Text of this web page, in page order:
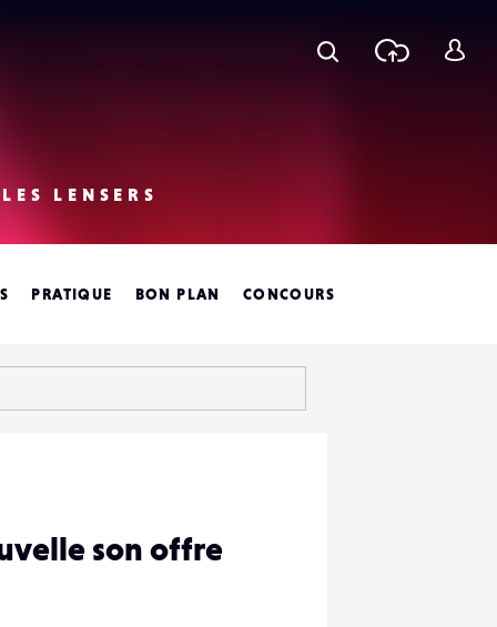
une
LES LENSERS
PRATIQUE BON PLAN CONCOURS
son offre